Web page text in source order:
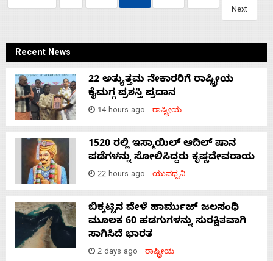
Next
Recent News
22 ಅತ್ಯುತ್ತಮ ನೇಕಾರರಿಗೆ ರಾಷ್ಟ್ರೀಯ
ಕೈಮಗ್ಗ ಪ್ರಶಸ್ತಿ ಪ್ರದಾನ
14 hours ago ರಾಷ್ಟ್ರೀಯ
1520 ರಲ್ಲಿ ಇಸ್ಮಾಯಿಲ್ ಆದಿಲ್ ಷಾನ
ಪಡೆಗಳನ್ನು ಸೋಲಿಸಿದ್ದರು ಕೃಷ್ಣದೇವರಾಯ
22 hours ago ಯುವಧ್ವನಿ
ಬಿಕ್ಕಟ್ಟಿನ ವೇಳೆ ಹಾರ್ಮುಜ್ ಜಲಸಂಧಿ
ಮೂಲಕ 60 ಹಡಗುಗಳನ್ನು ಸುರಕ್ಷಿತವಾಗಿ
ಸಾಗಿಸಿದೆ ಭಾರತ
2 days ago ರಾಷ್ಟ್ರೀಯ